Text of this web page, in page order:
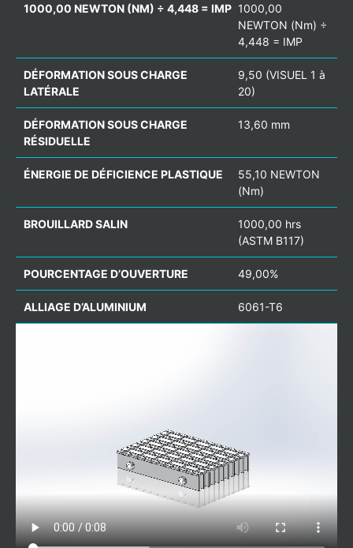
1000,00 NEWTON (NM) ÷ 4,448 = IMP 1000,00
NEWTON (Nm) ÷
4,448 = IMP
DÉFORMATION SOUS CHARGE
LATÉRALE
9,50 (VISUEL 1 à
20)
DÉFORMATION SOUS CHARGE
RÉSIDUELLE
13,60 mm
ÉNERGIE DE DÉFICIENCE PLASTIQUE
55,10 NEWTON
(Nm)
BROUILLARD SALIN
1000,00 hrs
(ASTM B117)
POURCENTAGE D’OUVERTURE 49,00%
ALLIAGE D’ALUMINIUM 6061-T6